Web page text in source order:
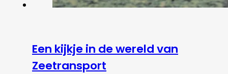
Een kijkje in de wereld van
Zeetransport